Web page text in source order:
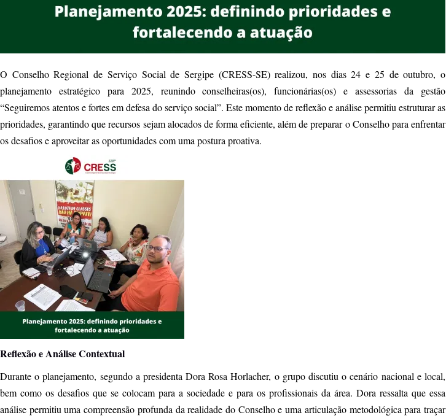
O Conselho Regional de Serviço Social de Sergipe (CRESS-SE) realizou, nos dias 24 e 25 de outubro, o
planejamento estratégico para 2025, reunindo conselheiras(os), funcionárias(os) e assessorias da gestão
“Seguiremos atentos e fortes em defesa do serviço social”. Este momento de reflexão e análise permitiu estruturar as
prioridades, garantindo que recursos sejam alocados de forma eficiente, além de preparar o Conselho para enfrentar
os desafios e aproveitar as oportunidades com uma postura proativa.
Reflexão e Análise Contextual
Durante o planejamento, segundo a presidenta Dora Rosa Horlacher, o grupo discutiu o cenário nacional e local,
bem como os desafios que se colocam para a sociedade e para os profissionais da área. Dora ressalta que essa
análise permitiu uma compreensão profunda da realidade do Conselho e uma articulação metodológica para traçar